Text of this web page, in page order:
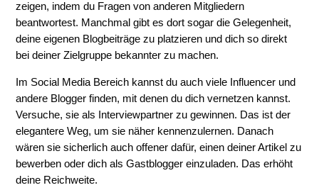
zeigen, indem du Fragen von anderen Mitgliedern
beantwortest. Manchmal gibt es dort sogar die Gelegenheit,
deine eigenen Blogbeiträge zu platzieren und dich so direkt
bei deiner Zielgruppe bekannter zu machen.
Im Social Media Bereich kannst du auch viele Influencer und
andere Blogger finden, mit denen du dich vernetzen kannst.
Versuche, sie als Interviewpartner zu gewinnen. Das ist der
elegantere Weg, um sie näher kennenzulernen. Danach
wären sie sicherlich auch offener dafür, einen deiner Artikel zu
bewerben oder dich als Gastblogger einzuladen. Das erhöht
deine Reichweite.